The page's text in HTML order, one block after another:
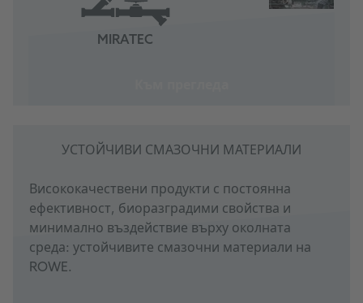
MIRATEC
УСТОЙЧИВИ СМАЗОЧНИ МАТЕРИАЛИ
Висококачествени продукти с постоянна
ефективност, биоразградими свойства и
минимално въздействие върху околната
среда: устойчивите смазочни материали на
ROWE.